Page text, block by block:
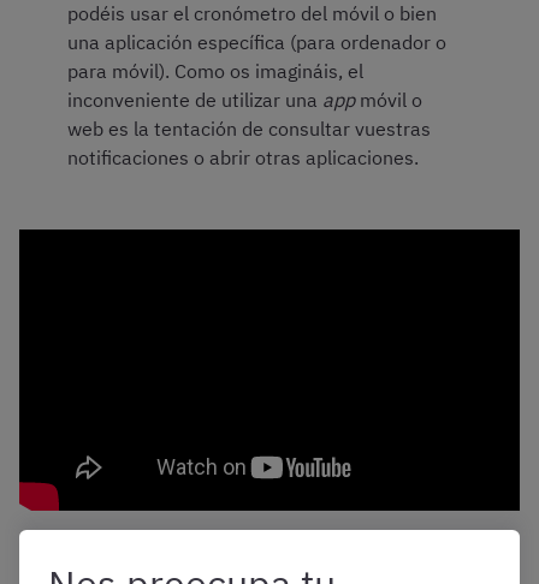
podéis usar el cronómetro del móvil o bien
una aplicación específica (para ordenador o
para móvil). Como os imagináis, el
inconveniente de utilizar una appmóvil o
web es la tentación de consultar vuestras
notificaciones o abrir otras aplicaciones.